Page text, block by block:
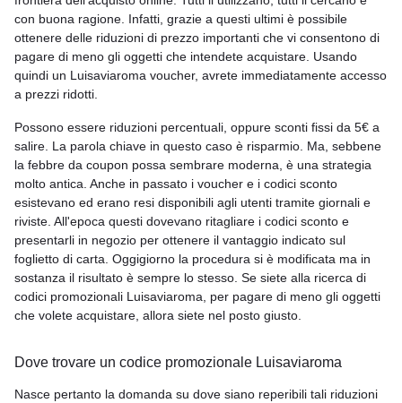
con buona ragione. Infatti, grazie a questi ultimi è possibile
ottenere delle riduzioni di prezzo importanti che vi consentono di
pagare di meno gli oggetti che intendete acquistare. Usando
quindi un Luisaviaroma voucher, avrete immediatamente accesso
a prezzi ridotti.
Possono essere riduzioni percentuali, oppure sconti fissi da 5€ a
salire. La parola chiave in questo caso è risparmio. Ma, sebbene
la febbre da coupon possa sembrare moderna, è una strategia
molto antica. Anche in passato i voucher e i codici sconto
esistevano ed erano resi disponibili agli utenti tramite giornali e
riviste. All'epoca questi dovevano ritagliare i codici sconto e
presentarli in negozio per ottenere il vantaggio indicato sul
foglietto di carta. Oggigiorno la procedura si è modificata ma in
sostanza il risultato è sempre lo stesso. Se siete alla ricerca di
codici promozionali Luisaviaroma, per pagare di meno gli oggetti
che volete acquistare, allora siete nel posto giusto.
Dove trovare un codice promozionale Luisaviaroma
Nasce pertanto la domanda su dove siano reperibili tali riduzioni